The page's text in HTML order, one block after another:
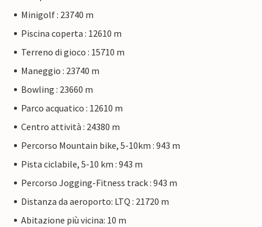
Minigolf : 23740 m
Piscina coperta : 12610 m
Terreno di gioco : 15710 m
Maneggio : 23740 m
Bowling : 23660 m
Parco acquatico : 12610 m
Centro attività : 24380 m
Percorso Mountain bike, 5-10km : 943 m
Pista ciclabile, 5-10 km : 943 m
Percorso Jogging-Fitness track : 943 m
Distanza da aeroporto: LTQ : 21720 m
Abitazione più vicina: 10 m